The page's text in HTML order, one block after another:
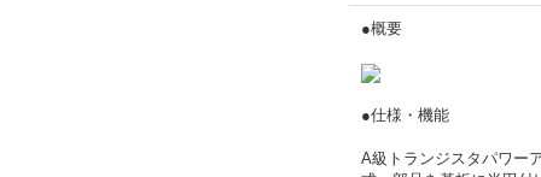
●概要
●仕様・機能
A級トランジスタパワー